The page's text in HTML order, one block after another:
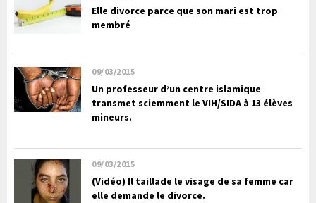
Elle divorce parce que son mari est trop
membré
09/03/2015
Un professeur d’un centre islamique
transmet sciemment le VIH/SIDA à 13 élèves
mineurs.
09/03/2015
(Vidéo) Il taillade le visage de sa femme car
elle demande le divorce.